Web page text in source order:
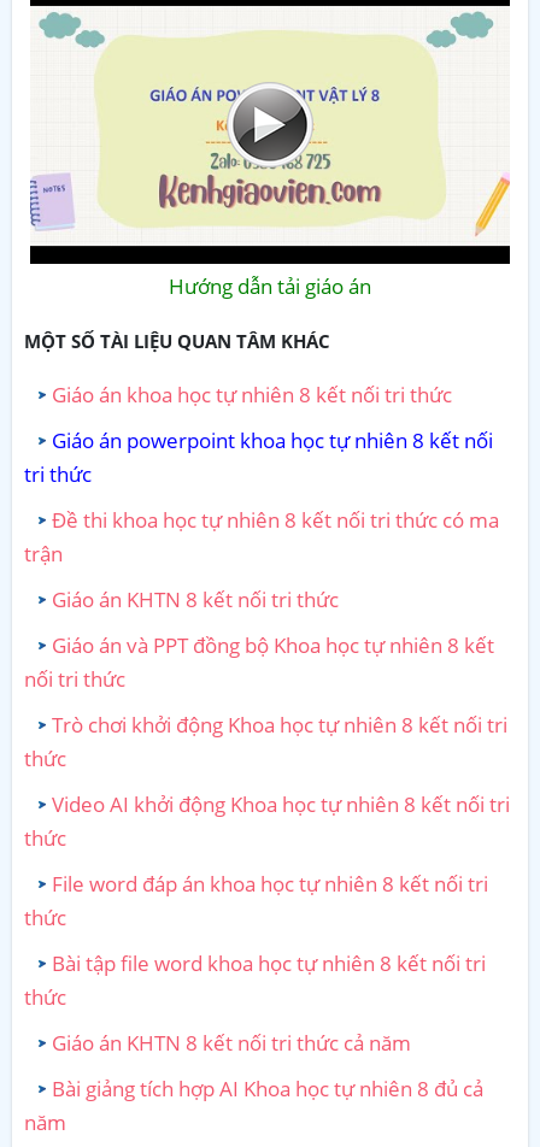
Hướng dẫn tải giáo án
MỘT SỐ TÀI LIỆU QUAN TÂM KHÁC
Giáo án khoa học tự nhiên 8 kết nối tri thức
Giáo án powerpoint khoa học tự nhiên 8 kết nối
tri thức
Đề thi khoa học tự nhiên 8 kết nối tri thức có ma
trận
Giáo án KHTN 8 kết nối tri thức
Giáo án và PPT đồng bộ Khoa học tự nhiên 8 kết
nối tri thức
Trò chơi khởi động Khoa học tự nhiên 8 kết nối tri
thức
Video AI khởi động Khoa học tự nhiên 8 kết nối tri
thức
File word đáp án khoa học tự nhiên 8 kết nối tri
thức
Bài tập file word khoa học tự nhiên 8 kết nối tri
thức
Giáo án KHTN 8 kết nối tri thức cả năm
Bài giảng tích hợp AI Khoa học tự nhiên 8 đủ cả
năm